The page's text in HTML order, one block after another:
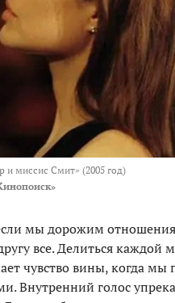
и миссис Смит» (2005 год)
мы дорожим
все. Делиться
чувство вины, когда
Внутренний голос